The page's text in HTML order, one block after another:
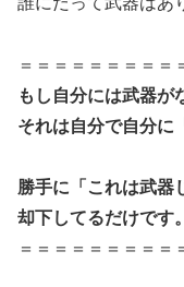
＝＝＝＝＝＝＝＝＝
もし自分には武器が
それは自分で自分に
勝手に「これは武器
却下してるだけです。
＝＝＝＝＝＝＝＝＝